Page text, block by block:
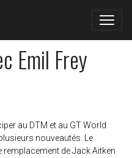
Emil Frey
au DTM et au GT World
nouveautés. Le
de Jack Aitken